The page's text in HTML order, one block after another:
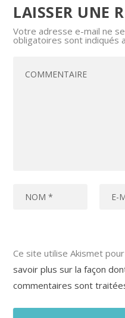
LAISSER UNE
Votre adresse e-mail ne
obligatoires sont indiqués
Ce site utilise Akismet
savoir plus sur la façon
commentaires sont